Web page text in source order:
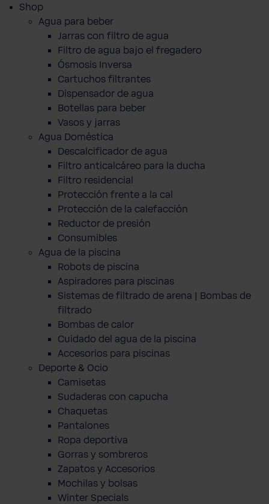
Shop
Agua para beber
Jarras con filtro de agua
Filtro de agua bajo el fregadero
Ósmosis Inversa
Cartuchos filtrantes
Dispensador de agua
Botellas para beber
Vasos y jarras
Agua Doméstica
Descalcificador de agua
Filtro anticalcáreo para la ducha
Filtro residencial
Protección frente a la cal
Protección de la calefacción
Reductor de presión
Consumibles
Agua de la piscina
Robots de piscina
Aspiradores para piscinas
Sistemas de filtrado de arena | Bombas de
filtrado
Bombas de calor
Cuidado del agua de la piscina
Accesorios para piscinas
Deporte & Ocio
Camisetas
Sudaderas con capucha
Chaquetas
Pantalones
Ropa deportiva
Gorras y sombreros
Zapatos y Accesorios
Mochilas y bolsas
Winter Specials